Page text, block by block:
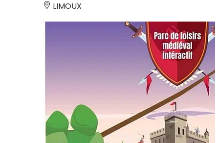
LIMOUX